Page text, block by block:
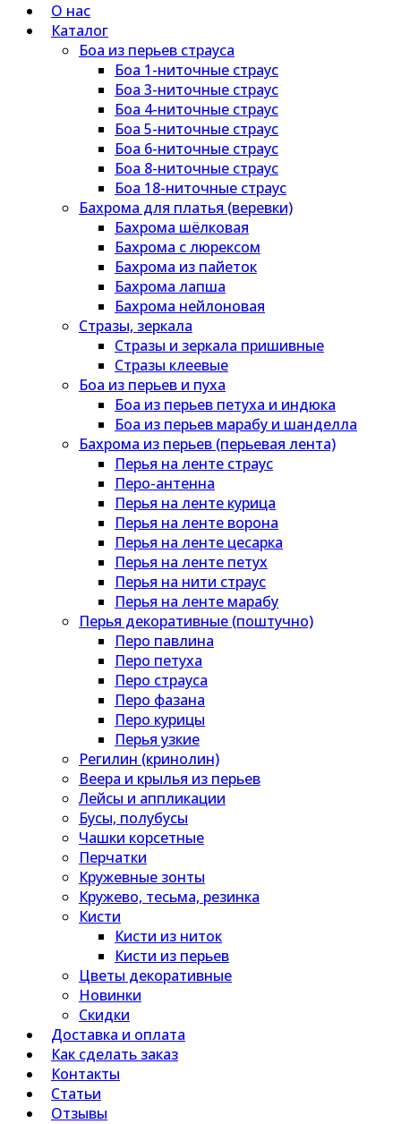
О нас
Каталог
Боа из перьев страуса
Боа 1-ниточные страус
Боа 3-ниточные страус
Боа 4-ниточные страус
Боа 5-ниточные страус
Боа 6-ниточные страус
Боа 8-ниточные страус
Боа 18-ниточные страус
Бахрома для платья (веревки)
Бахрома шёлковая
Бахрома с люрексом
Бахрома из пайеток
Бахрома лапша
Бахрома нейлоновая
Стразы, зеркала
Стразы и зеркала пришивные
Стразы клеевые
Боа из перьев и пуха
Боа из перьев петуха и индюка
Боа из перьев марабу и шанделла
Бахрома из перьев (перьевая лента)
Перья на ленте страус
Перо-антенна
Перья на ленте курица
Перья на ленте ворона
Перья на ленте цесарка
Перья на ленте петух
Перья на нити страус
Перья на ленте марабу
Перья декоративные (поштучно)
Перо павлина
Перо петуха
Перо страуса
Перо фазана
Перо курицы
Перья узкие
Регилин (кринолин)
Веера и крылья из перьев
Лейсы и аппликации
Бусы, полубусы
Чашки корсетные
Перчатки
Кружевные зонты
Кружево, тесьма, резинка
Кисти
Кисти из ниток
Кисти из перьев
Цветы декоративные
Новинки
Скидки
Доставка и оплата
Как сделать заказ
Контакты
Статьи
Отзывы